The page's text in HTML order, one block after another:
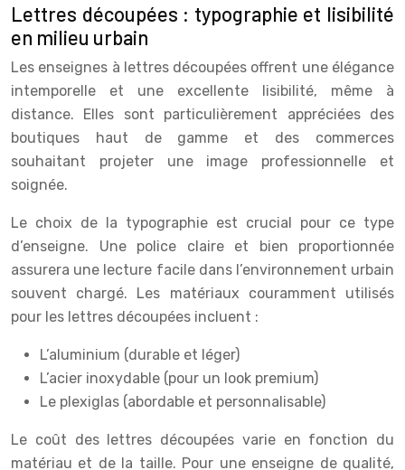
Lettres découpées : typographie et lisibilité
en milieu urbain
Les enseignes à lettres découpées offrent une élégance
intemporelle et une excellente lisibilité, même à
distance. Elles sont particulièrement appréciées des
boutiques haut de gamme et des commerces
souhaitant projeter une image professionnelle et
soignée.
Le choix de la typographie est crucial pour ce type
d’enseigne. Une police claire et bien proportionnée
assurera une lecture facile dans l’environnement urbain
souvent chargé. Les matériaux couramment utilisés
pour les lettres découpées incluent :
L’aluminium (durable et léger)
L’acier inoxydable (pour un look premium)
Le plexiglas (abordable et personnalisable)
Le coût des lettres découpées varie en fonction du
matériau et de la taille. Pour une enseigne de qualité,